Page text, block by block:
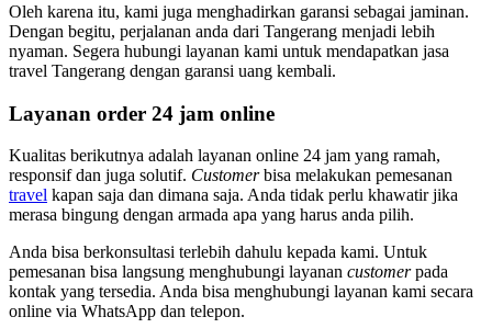
Oleh karena itu, kami juga menghadirkan garansi sebagai jaminan.
Dengan begitu, perjalanan anda dari Tangerang menjadi lebih
nyaman. Segera hubungi layanan kami untuk mendapatkan jasa
travel Tangerang dengan garansi uang kembali.
Layanan order 24 jam online
Kualitas berikutnya adalah layanan online 24 jam yang ramah,
responsif dan juga solutif. Customerbisa melakukan pemesanan
travel kapan saja dan dimana saja. Anda tidak perlu khawatir jika
merasa bingung dengan armada apa yang harus anda pilih.
Anda bisa berkonsultasi terlebih dahulu kepada kami. Untuk
pemesanan bisa langsung menghubungi layanan customerpada
kontak yang tersedia. Anda bisa menghubungi layanan kami secara
online via WhatsApp dan telepon.